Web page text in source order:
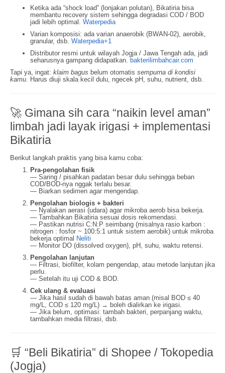
Ketika ada “shock load” (lonjakan polutan), Bikatiria bisa
membantu recovery sistem sehingga degradasi COD / BOD
jadi lebih optimal. Waterpedia
Varian komposisi: ada varian anaerobik (BWAN-02), aerobik,
granular, dsb. Waterpedia+1
Distributor resmi untuk wilayah Jogja / Jawa Tengah ada, jadi
seharusnya gampang didapatkan. bakterilimbahcair.com
Tapi ya, ingat: klaim bagus belum otomatis sempurna di kondisi
kamu. Harus diuji skala kecil dulu, ngecek pH, suhu, nutrient, dsb.
🚀 Gimana sih cara “naikin level aman”
limbah jadi layak irigasi + implementasi
Bikatiria
Berikut langkah praktis yang bisa kamu coba:
Pra-pengolahan fisik
— Saring / pisahkan padatan besar dulu sehingga beban
COD/BOD-nya nggak terlalu besar.
— Biarkan sedimen agar mengendap.
Pengolahan biologis + bakteri
— Nyalakan aerasi (udara) agar mikroba aerob bisa bekerja.
— Tambahkan Bikatiria sesuai dosis rekomendasi.
— Pastikan nutrisi C:N:P seimbang (misalnya rasio karbon :
nitrogen : fosfor ~ 100:5:1 untuk sistem aerobik) untuk mikroba
bekerja optimal Neliti
— Monitor DO (dissolved oxygen), pH, suhu, waktu retensi.
Pengolahan lanjutan
— Filtrasi, biofilter, kolam pengendap, atau metode lanjutan jika
perlu.
— Setelah itu uji COD & BOD.
Cek ulang & evaluasi
— Jika hasil sudah di bawah batas aman (misal BOD ≤ 40
mg/L, COD ≤ 120 mg/L) → boleh dialirkan ke irigasi.
— Jika belum, optimasi: tambah bakteri, perpanjang waktu,
tambahkan media filtrasi, dsb.
🛒 “Beli Bikatiria” di Shopee / Tokopedia
(Jogja)